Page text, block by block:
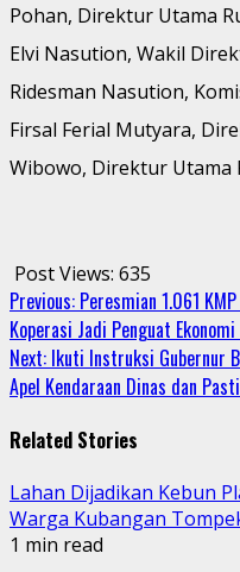
Pohan, Direktur Utama
Elvi Nasution, Wakil
Ridesman Nasution,
Firsal Ferial Mutyara,
Wibowo, Direktur Utama
Post Views: 635
Continue
Reading
Previous: Peresmian 1.061
Koperasi Jadi Penguat
Next: Ikuti Instruksi Gubernur
Apel Kendaraan Dinas dan
Related Stories
Lahan Dijadikan Kebun
Warga Kubangan
1 min read